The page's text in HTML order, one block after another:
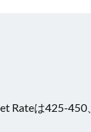
Rateは425-